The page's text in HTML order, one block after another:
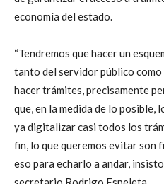
economía del estado.
“Tendremos que hacer un
tanto del servidor público como
hacer trámites, precisamente
que, en la medida de lo posible,
ya digitalizar casi todos los
fin, lo que queremos evitar son
eso para echarlo a andar,